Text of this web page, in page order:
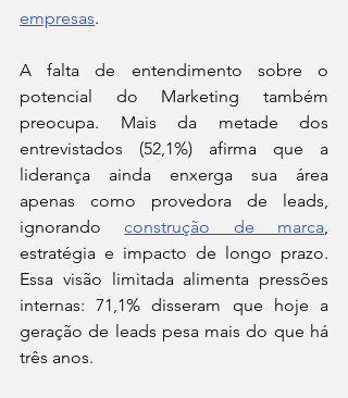
empresas.
A falta de entendimento sobre o
potencial do Marketing também
preocupa. Mais da metade dos
entrevistados (52,1%) afirma que a
liderança ainda enxerga sua área
apenas como provedora de leads,
ignorando construção de marca,
estratégia e impacto de longo prazo.
Essa visão limitada alimenta pressões
internas: 71,1% disseram que hoje a
geração de leads pesa mais do que há
três anos.